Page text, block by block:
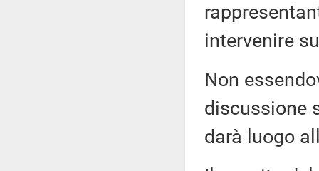
intervenire
Non
discussione
darà luogo